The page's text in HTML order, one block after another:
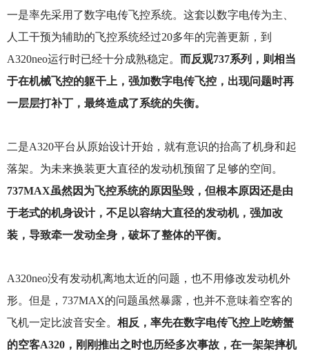
一是率先采用了数字电传飞控系统。这套以数字电传为主、
人工干预为辅助的飞控系统经过20多年的完善更新，到
A320neo运行时已经十分成熟稳定。 而反观737系列，则相当
于在机械飞控的躯干上，强加数字电传飞控，出现问题时再
一层层打补丁，最终造成了系统的失衡。
二是A320平台从原始设计开始，就有意识的抬高了机身和起
落架。为未来换装更大直径的发动机预留了足够的空间。
737MAX虽然因为飞控系统的原因坠毁，但根本原因还是由
于老式的机身设计，不足以容纳大直径的发动机，强加改
装，导致牵一发动全身，破坏了整体的平衡。
A320neo没有发动机离地太近的问题，也不用修改发动机外
形。但是，737MAX的问题虽然暴露，也并不意味着空客的
飞机一定比波音安全。 相反，率先在数字电传飞控上吃螃蟹
的空客A320，刚刚推出之时也历经多次事故，在一架架摔机